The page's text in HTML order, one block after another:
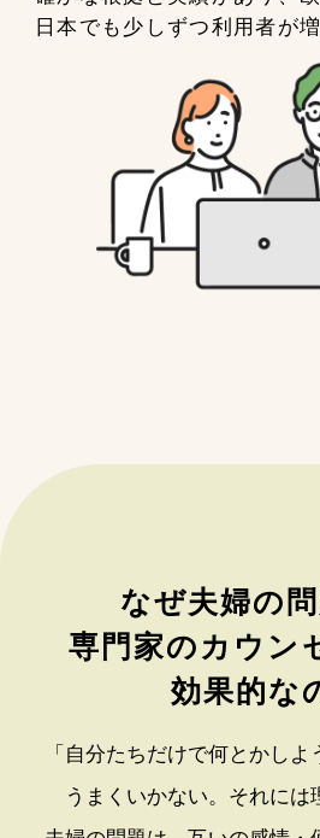
日本でも少しずつ利用者が
なぜ夫婦の問
専門家のカウン
効果的な
「自分たちだけで何とかしよ
うまくいかない。それには